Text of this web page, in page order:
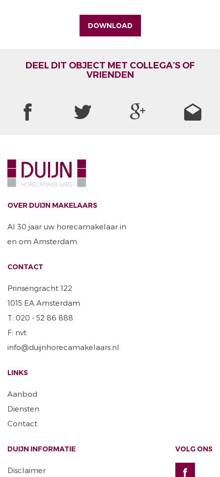
DOWNLOAD
DEEL DIT OBJECT MET COLLEGA’S OF
VRIENDEN
OVER DUIJN MAKELAARS
Al 30 jaar uw horecamakelaar in
en om Amsterdam.
CONTACT
Prinsengracht 122
1015 EA Amsterdam
T: 020 - 52 86 888
F: nvt
info@duijnhorecamakelaars.nl
LINKS
Aanbod
Diensten
Contact
VOLG ONS
DUIJN INFORMATIE
Disclaimer